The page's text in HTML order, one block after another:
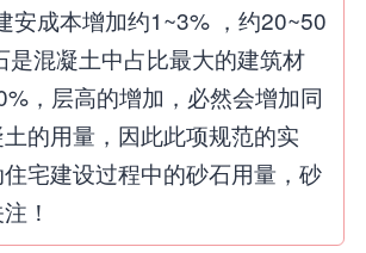
安成本增加约1~3% ，约20~50
是混凝土中占比最大的建筑材
，层高的增加，必然会增加同
的用量，因此此项规范的实
宅建设过程中的砂石用量，砂
！